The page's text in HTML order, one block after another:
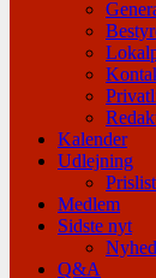
Kalender
Udlejning
Medlem
Sidste nyt
Q&A